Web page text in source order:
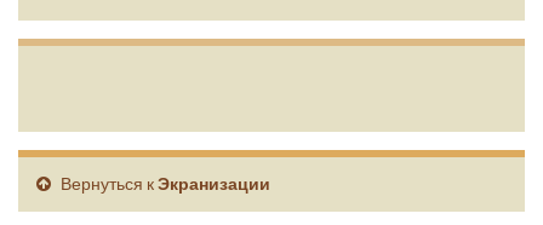
Вернуться кЭкранизации